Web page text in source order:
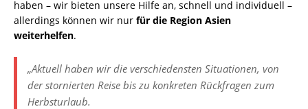
haben – wir bieten unsere Hilfe an, schnell und individuell –
allerdings können wir nur für die Region Asien
weiterhelfen.
„Aktuell haben wir die verschiedensten Situationen, von
der stornierten Reise bis zu konkreten Rückfragen zum
Herbsturlaub.